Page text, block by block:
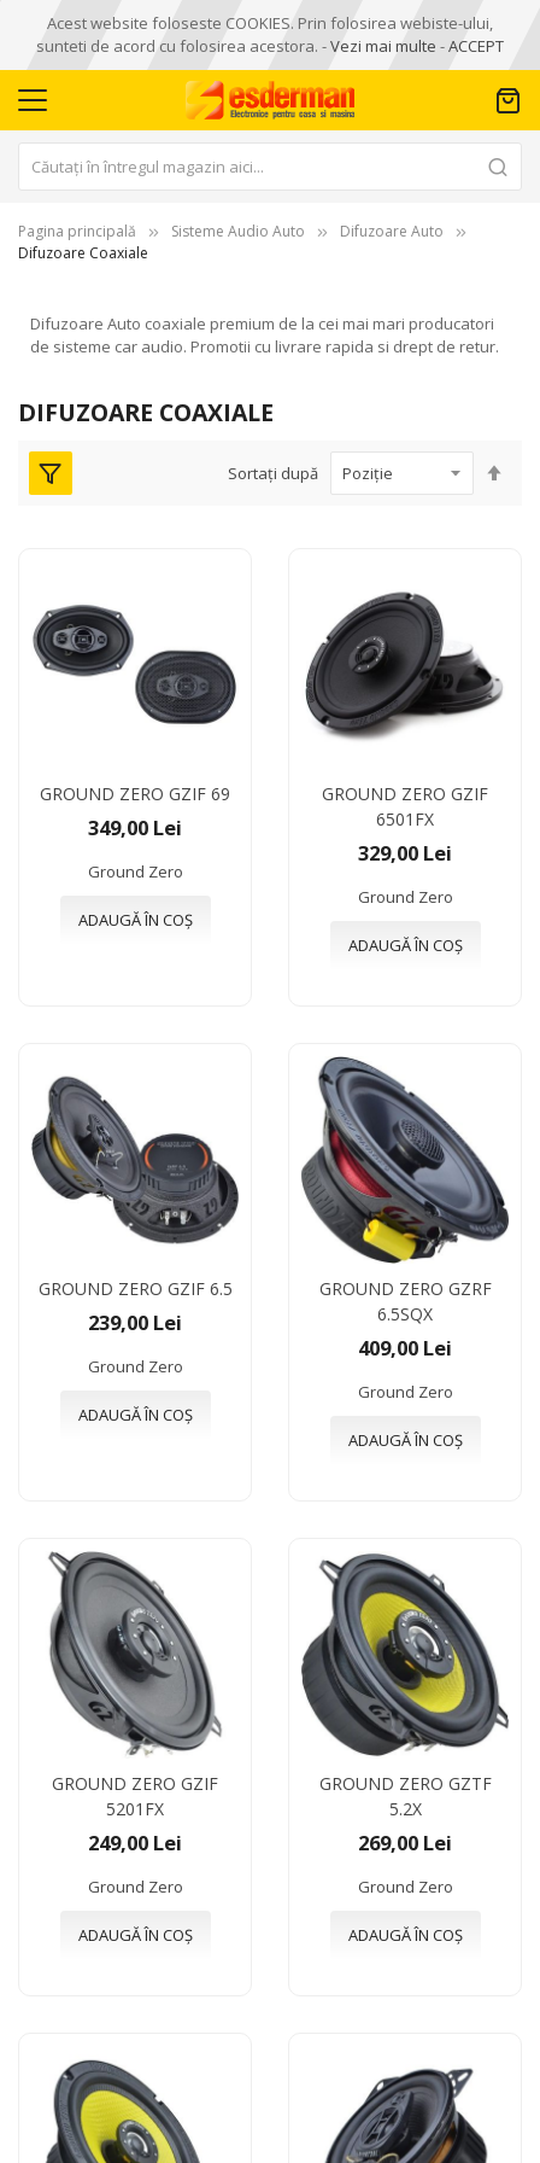
Acest website foloseste COOKIES. Prin folosirea webiste-ului,
sunteti de acord cu folosirea acestora. -Vezi mai multe -ACCEPT
Pagina principală Sisteme Audio Auto
Difuzoare Auto
Difuzoare Coaxiale
Difuzoare Auto coaxiale premium de la cei mai mari producatori
de sisteme car audio. Promotii cu livrare rapida si drept de retur.
DIFUZOARE COAXIALE
Sortați după
GROUND ZERO GZIF 69
349,00 Lei
Ground Zero
ADAUGĂ ÎN COȘ
GROUND ZERO GZIF
6501FX
329,00 Lei
Ground Zero
ADAUGĂ ÎN COȘ
GROUND ZERO GZIF 6.5
239,00 Lei
Ground Zero
ADAUGĂ ÎN COȘ
GROUND ZERO GZRF
6.5SQX
409,00 Lei
Ground Zero
ADAUGĂ ÎN COȘ
GROUND ZERO GZIF
5201FX
249,00 Lei
Ground Zero
ADAUGĂ ÎN COȘ
GROUND ZERO GZTF
5.2X
269,00 Lei
Ground Zero
ADAUGĂ ÎN COȘ